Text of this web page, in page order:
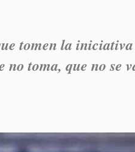
tomen la
toma, que no se